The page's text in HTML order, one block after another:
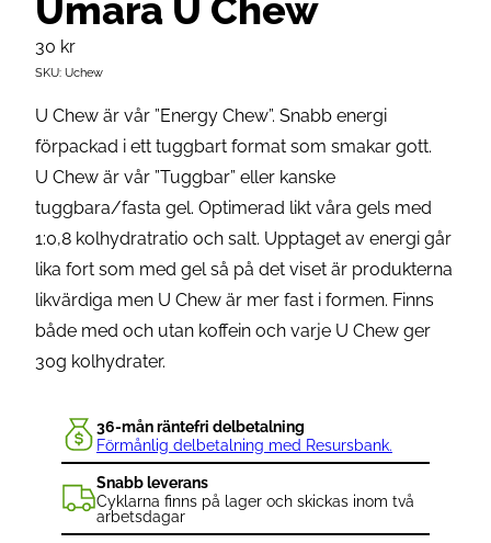
Umara U Chew
30 kr
SKU: Uchew
U Chew är vår ”Energy Chew”. Snabb energi
förpackad i ett tuggbart format som smakar gott.
U Chew är vår ”Tuggbar” eller kanske
tuggbara/fasta gel. Optimerad likt våra gels med
1:0,8 kolhydratratio och salt. Upptaget av energi går
lika fort som med gel så på det viset är produkterna
likvärdiga men U Chew är mer fast i formen. Finns
både med och utan koffein och varje U Chew ger
30g kolhydrater.
36-mån räntefri delbetalning
Förmånlig delbetalning med Resursbank.
Snabb leverans
Cyklarna finns på lager och skickas inom två
arbetsdagar